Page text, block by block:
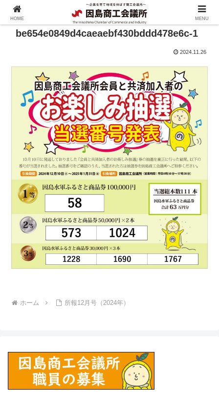
be654e0849d4caeaebf430bddd478e6c-1
2024.11.26
ホーム 所報12月号（2024年）
HOME MENU